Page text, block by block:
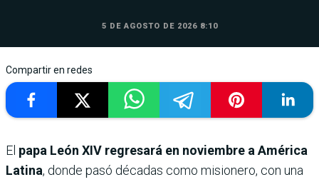
5 DE AGOSTO DE 2026 8:10
Compartir en redes
El papa León XIV regresará en noviembre a América
Latina, donde pasó décadas como misionero, con una